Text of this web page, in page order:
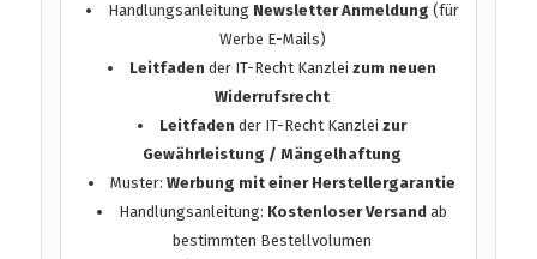
Handlungsanleitung Newsletter Anmeldung (für
Werbe E-Mails)
Leitfaden der IT-Recht Kanzleizum neuen
Widerrufsrecht
Leitfaden der IT-Recht Kanzleizur
Gewährleistung / Mängelhaftung
Muster:Werbung mit einer Herstellergarantie
Handlungsanleitung: Kostenloser Versand ab
bestimmten Bestellvolumen